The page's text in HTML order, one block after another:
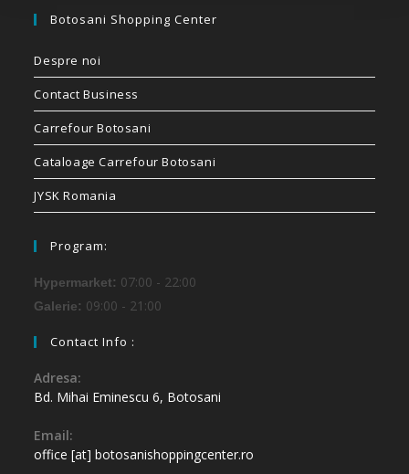
Botosani Shopping Center
Despre noi
Contact Business
Carrefour Botosani
Cataloage Carrefour Botosani
JYSK Romania
Program:
Hypermarket: 07:00 - 22:00
Galerie: 09:00 - 21:00
Contact Info :
Adresa:
Bd. Mihai Eminescu 6, Botosani
Email:
office [at] botosanishoppingcenter.ro